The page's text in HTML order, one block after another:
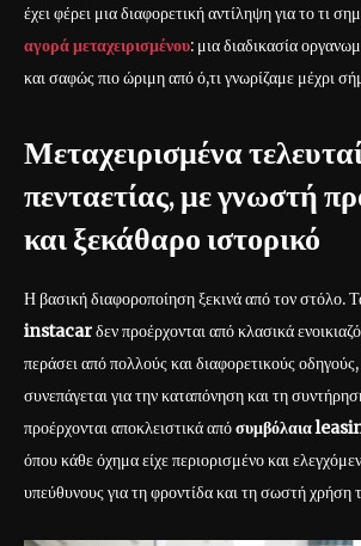
έχει φέρει μια διαφορετική αντίληψη για το τι
αγορά μεταχειρισμένου: μια διαδικασία
και σαφώς πιο ώριμη από ό,τι γνωρίζαμε μέχρι
Μεταχειρισμένα
πενταετίας, με γνωστή
και ξεκάθαρο ιστορικό
Η βασική διαφοροποίηση ξεκινά από τον στόλο.
instacarδεν προέρχονται από κλασικά
περάσει από πολλούς και διαφορετικούς
συνεπάγεται για την καταπόνηση και τη
προέρχονται αποκλειστικά απόσυμβόλαια
όπου κάθε όχημα είχε περιορισμένο και
υπεύθυνους για τη φροντίδα και τη σωστή χρήση